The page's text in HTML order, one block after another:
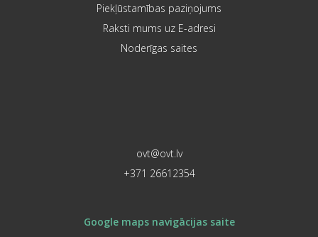
Piekļūstamības paziņojums
Raksti mums uz E-adresi
Noderīgas saites
ovt@ovt.lv
+371 26612354
Google maps navigācijas saite